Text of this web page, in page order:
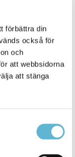
förbättra din
också för
och
att webbsidorna
att stänga
151